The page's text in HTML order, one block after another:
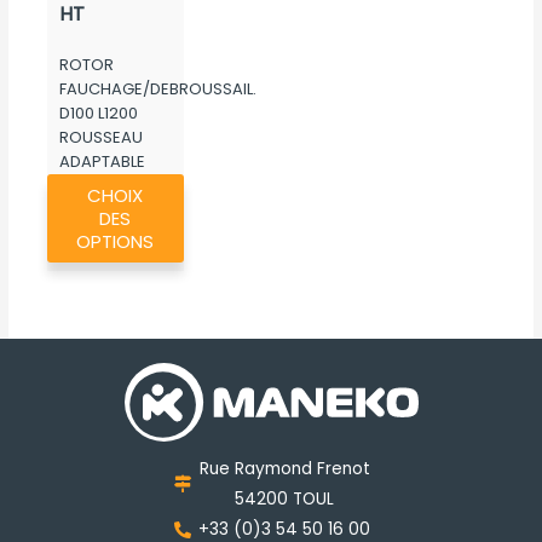
HT
ROTOR
FAUCHAGE/DEBROUSSAIL.
D100 L1200
ROUSSEAU
ADAPTABLE
MK067CHOIX
DES
OPTIONS
Ce
plusieurs
peuvent
être
sur
Rue Raymond Frenot
54200 TOUL
+33 (0)3 54 50 16 00